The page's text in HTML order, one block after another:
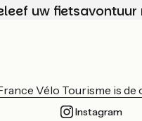
uw
Vélo Tourisme is
Instagram